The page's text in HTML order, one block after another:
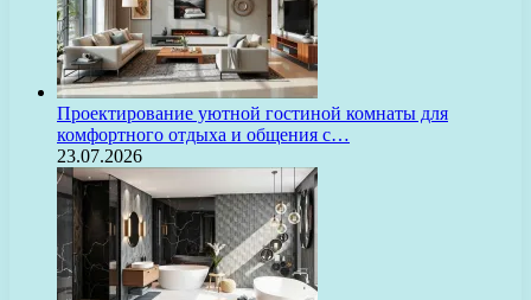
Проектирование уютной гостиной комнаты для
комфортного отдыха и общения с…
23.07.2026